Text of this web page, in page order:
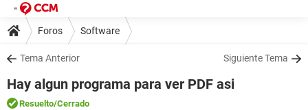
Foros Software
Tema Anterior Siguiente Tema
Hay algun programa para ver PDF asi
Resuelto/Cerrado